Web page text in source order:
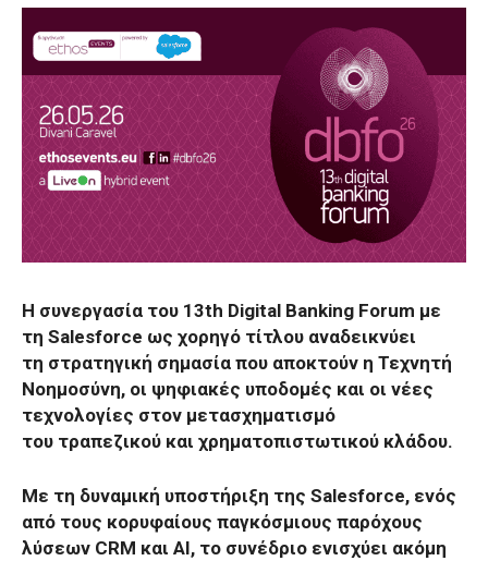
Η συνεργασία του 13th Digital Banking Forum με
τη Salesforce ως χορηγό τίτλου αναδεικνύει
τη στρατηγική σημασία που αποκτούν η Τεχνητή
Νοημοσύνη, οι ψηφιακές υποδομές και οι νέες
τεχνολογίες στον μετασχηματισμό
του τραπεζικού και χρηματοπιστωτικού κλάδου.
Με τη δυναμική υποστήριξη της Salesforce, ενός
από τους κορυφαίους παγκόσμιους παρόχους
λύσεων CRM και AI, το συνέδριο ενισχύει ακόμη